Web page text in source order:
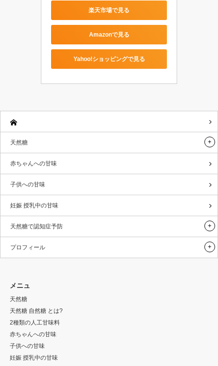
楽天市場で見る
Amazonで見る
Yahoo!ショッピングで見る
天然糖
赤ちゃんへの甘味
子供への甘味
妊娠 授乳中の甘味
天然糖で認知症予防
プロフィール
メニュ
天然糖
天然糖 自然糖 とは?
2種類の人工甘味料
赤ちゃんへの甘味
子供への甘味
妊娠 授乳中の甘味